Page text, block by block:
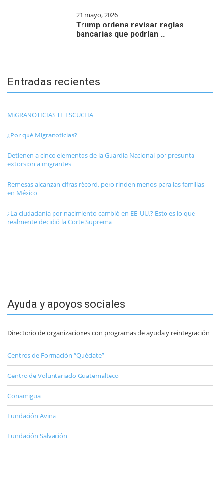
21 mayo, 2026
Trump ordena revisar reglas
bancarias que podrían …
Entradas recientes
MiGRANOTICIAS TE ESCUCHA
¿Por qué Migranoticias?
Detienen a cinco elementos de la Guardia Nacional por presunta
extorsión a migrantes
Remesas alcanzan cifras récord, pero rinden menos para las familias
en México
¿La ciudadanía por nacimiento cambió en EE. UU.? Esto es lo que
realmente decidió la Corte Suprema
Ayuda y apoyos sociales
Directorio de organizaciones con programas de ayuda y reintegración
Centros de Formación “Quédate”
Centro de Voluntariado Guatemalteco
Conamigua
Fundación Avina
Fundación Salvación